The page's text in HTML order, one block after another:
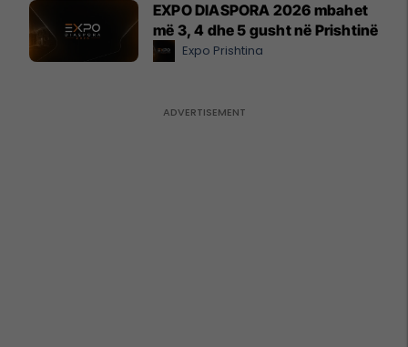
EXPO DIASPORA 2026 mbahet
më 3, 4 dhe 5 gusht në Prishtinë
Expo Prishtina